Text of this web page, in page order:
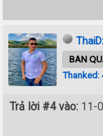
BAN
Trả lời #4 vào: 11-